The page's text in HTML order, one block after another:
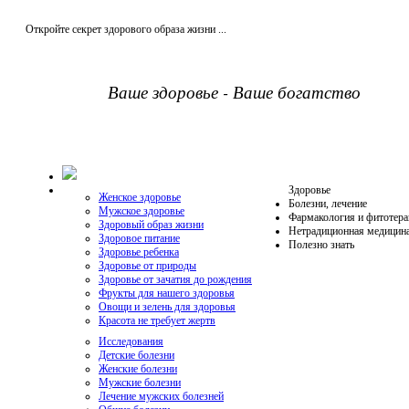
Откройте секрет здорового образа жизни ...
Ваше здоровье - Ваше богатство
Здоровье
Женское здоровье
Мужское здоровье
Здоровый образ жизни
Здоровое питание
Здоровье ребенка
Здоровье от природы
Здоровье от зачатия до рождения
Фрукты для нашего здоровья
Овощи и зелень для здоровья
Красота не требует жертв
Болезни, лечение
Исследования
Детские болезни
Женские болезни
Мужские болезни
Лечение мужских болезней
Фармакология и
Нетрадиционная
Полезно знать